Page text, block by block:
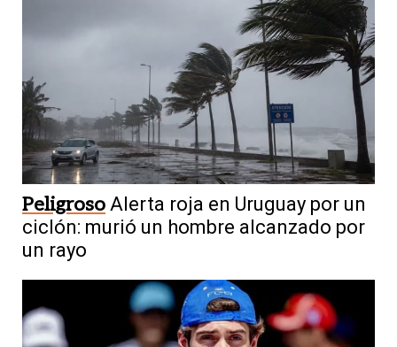
Peligroso Alerta roja en Uruguay por un
ciclón: murió un hombre alcanzado por
un rayo